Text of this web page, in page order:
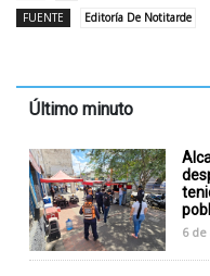
FUENTE
Editoría De Notitarde
Último minuto
6 de